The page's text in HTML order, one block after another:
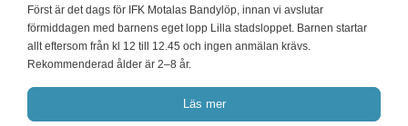
Först är det dags för IFK Motalas Bandylöp, innan vi avslutar
förmiddagen med barnens eget lopp Lilla stadsloppet. Barnen startar
allt eftersom från kl 12 till 12.45 och ingen anmälan krävs.
Rekommenderad ålder är 2–8 år.
Läs mer